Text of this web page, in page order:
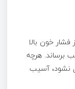
خون بالا
برساند. هرچه
نشود، آسیب